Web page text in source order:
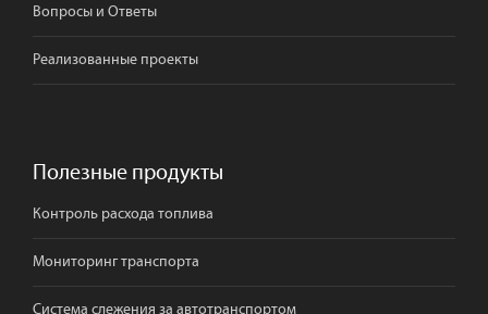
Вопросы и Ответы
Реализованные проекты
Полезные продукты
Контроль расхода топлива
Мониторинг транспорта
Система слежения за автотранспортом